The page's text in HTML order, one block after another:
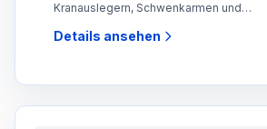
Kranauslegern, Schwenkarmen und
Details ansehen